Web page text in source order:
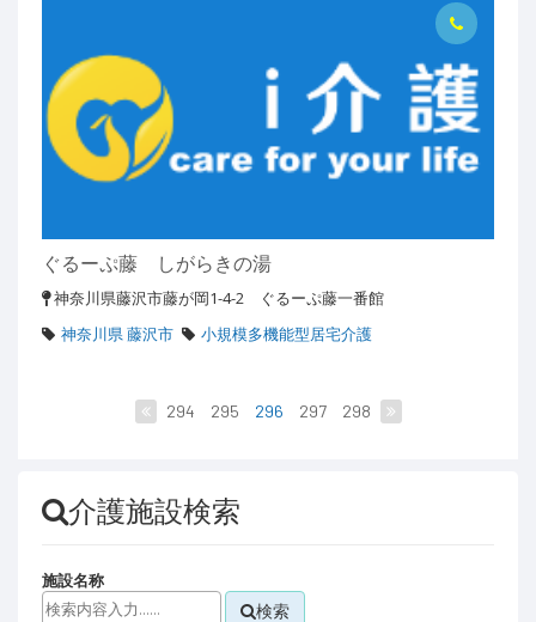
ぐるーぷ藤 しがらきの湯
神奈川県藤沢市藤が岡1-4-2 ぐるーぷ藤一番館
神奈川県 藤沢市
小規模多機能型居宅介護
294 295 296 297 298
介護施設検索
施設名称
検索